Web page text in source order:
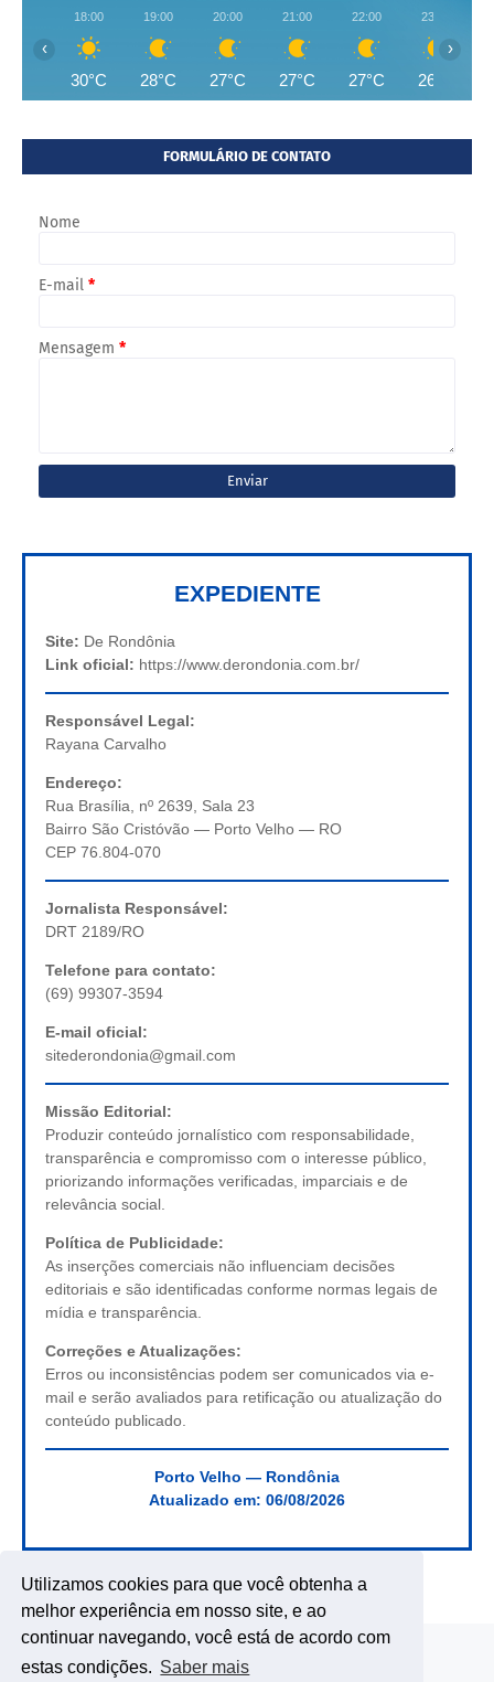
Utilizamos cookies para que você obtenha a
melhor experiência em nosso site, e ao
continuar navegando, você está de acordo com
estas condições. Saber mais
18:00
30°C
19:00
28°C
20:00
27°C
21:00
27°C
22:00
27°C
23:00
26°C
‹ ›
FORMULÁRIO DE CONTATO
Nome
E-mail *
Mensagem *
EXPEDIENTE
Site: De Rondônia
Link oficial: https://www.derondonia.com.br/
Responsável Legal:
Rayana Carvalho
Endereço:
Rua Brasília, nº 2639, Sala 23
Bairro São Cristóvão — Porto Velho — RO
CEP 76.804-070
Jornalista Responsável:
DRT 2189/RO
Telefone para contato:
(69) 99307-3594
E-mail oficial:
sitederondonia@gmail.com
Missão Editorial:
Produzir conteúdo jornalístico com responsabilidade,
transparência e compromisso com o interesse público,
priorizando informações verificadas, imparciais e de
relevância social.
Política de Publicidade:
As inserções comerciais não influenciam decisões
editoriais e são identificadas conforme normas legais de
mídia e transparência.
Correções e Atualizações:
Erros ou inconsistências podem ser comunicados via e-
mail e serão avaliados para retificação ou atualização do
conteúdo publicado.
Porto Velho — Rondônia
Atualizado em: 06/08/2026